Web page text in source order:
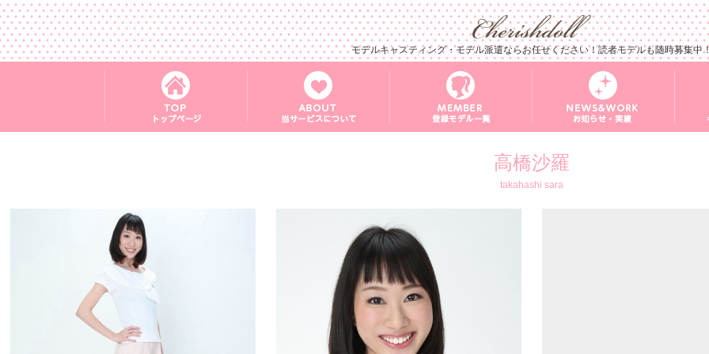
モデルキャスティング・モデル派遣ならお任せください！読者モデルも随時募集中
高橋沙羅
takahashi sara